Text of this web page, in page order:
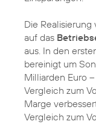
Die
auf das
aus. In den
bereinigt um
Milliarden Euro
Vergleich zum
Marge
Vergleich zum